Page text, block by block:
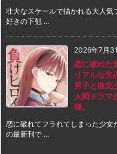
壮大なスケールで描かれる大人
好きの下剋 ...
2026年7月
恋に破れた
リアルな失
男子と敗北
人間ドラマ
弾。
恋に破れてフラれてしまった少
の最新刊で ...